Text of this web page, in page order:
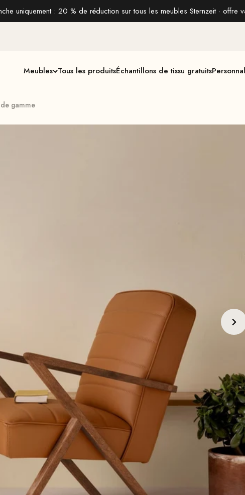
uniquement : 20 % de réduction sur tous les meubles Sternzeit · offre
Meubles Tous les produitsÉchantillons de tissu gratuits
gamme